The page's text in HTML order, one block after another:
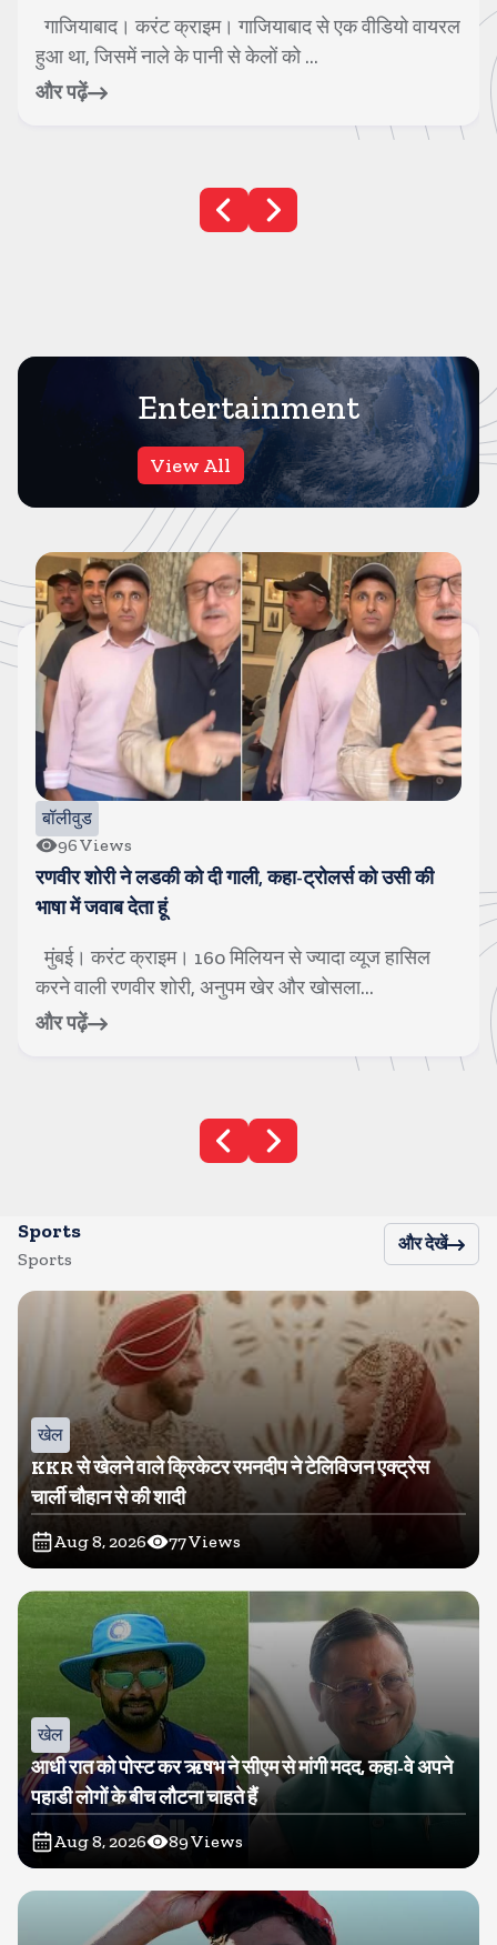
गाजियाबाद। करंट क्राइम। गाजियाबाद से एक वीडियो वायरल
हुआ था, जिसमें नाले के पानी से केलों को ...
और पढ़ें
Entertainment
View All
बॉलीवुड
96Views
रणवीर शोरी ने लडकी को दी गाली, कहा-ट्रोलर्स को उसी की
भाषा में जवाब देता हूं
मुंबई। करंट क्राइम। 160 मिलियन से ज्यादा व्यूज हासिल
करने वाली रणवीर शोरी, अनुपम खेर और खोसला...
और पढ़ें
Sports
Sports
और देखें
खेल
KKR से खेलने वाले क्रिकेटर रमनदीप ने टेलिविजन एक्ट्रेस
चार्ली चौहान से की शादी
Aug 8, 2026 77Views
खेल
आधी रात को पोस्ट कर ऋषभ ने सीएम से मांगी मदद, कहा-वे अपने
पहाडी लोगों के बीच लौटना चाहते हैं
Aug 8, 2026 89Views